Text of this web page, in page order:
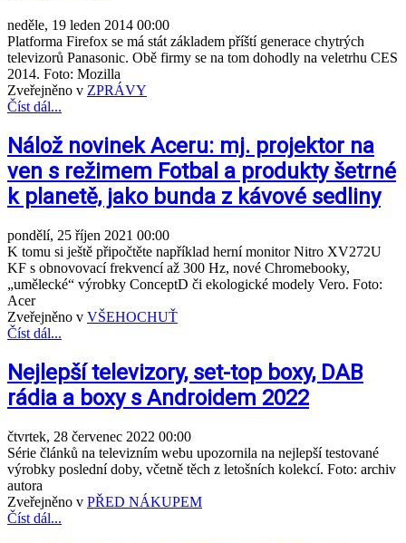
neděle, 19 leden 2014 00:00
Platforma Firefox se má stát základem příští generace chytrých
televizorů Panasonic. Obě firmy se na tom dohodly na veletrhu CES
2014. Foto: Mozilla
Zveřejněno v ZPRÁVY
Číst dál...
Nálož novinek Aceru: mj. projektor na
ven s režimem Fotbal a produkty šetrné
k planetě, jako bunda z kávové sedliny
pondělí, 25 říjen 2021 00:00
K tomu si ještě připočtěte například herní monitor Nitro XV272U
KF s obnovovací frekvencí až 300 Hz, nové Chromebooky,
„umělecké“ výrobky ConceptD či ekologické modely Vero. Foto:
Acer
Zveřejněno v VŠEHOCHUŤ
Číst dál...
Nejlepší televizory, set-top boxy, DAB
rádia a boxy s Androidem 2022
čtvrtek, 28 červenec 2022 00:00
Série článků na televizním webu upozornila na nejlepší testované
výrobky poslední doby, včetně těch z letošních kolekcí. Foto: archiv
autora
Zveřejněno v PŘED NÁKUPEM
Číst dál...